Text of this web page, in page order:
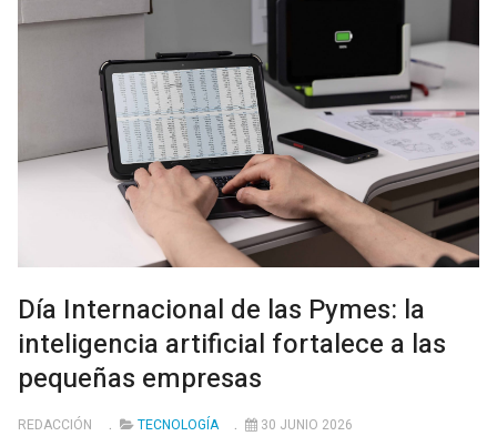
Día Internacional de las Pymes: la
inteligencia artificial fortalece a las
pequeñas empresas
REDACCIÓN TECNOLOGÍA 30 JUNIO 2026